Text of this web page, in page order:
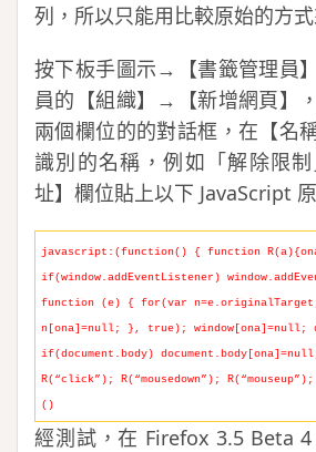
列，所以只能用比較原始的方
按下板手圖示→【書籤管理員
員的【組織】→【新增網頁】
兩個欄位的的對話框，在【名
識別的名稱，例如「解除限
址】欄位貼上以下 JavaScript
javascript:(function() { function R(a){ona
if(window.addEventListener)
function (e) { for(var n=e.originalTarget;
n[ona]=null; }, true); window[ona]=null;
if(document.body)
R(“click”); R(“mousedown”);
()
經測試，在 Firefox 3.5 Beta 4